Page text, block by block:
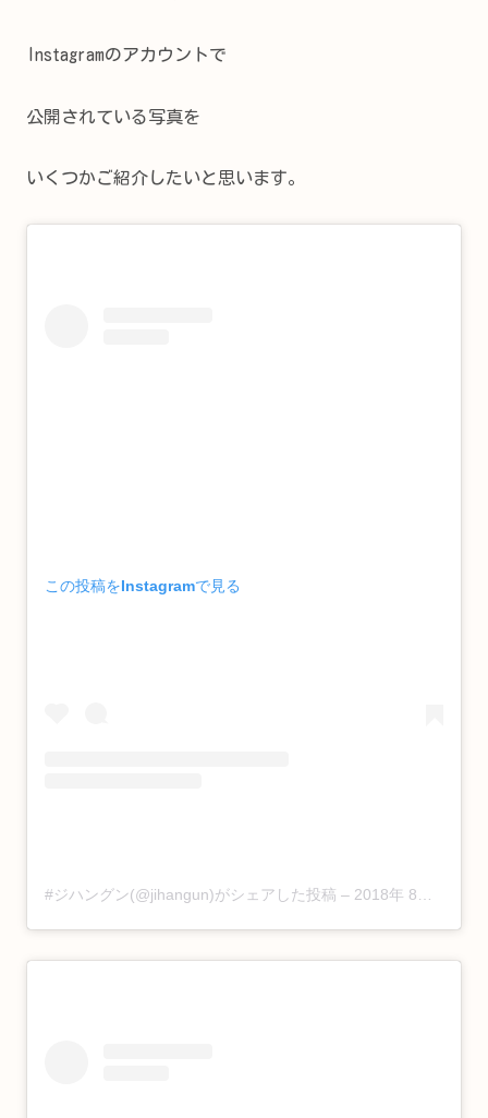
Instagramのアカウントで
公開されている写真を
いくつかご紹介したいと思います。
この投稿をInstagramで見る
#ジハングン(@jihangun)がシェアした投稿 – 2018年 8月月10日午後11時53分PDT